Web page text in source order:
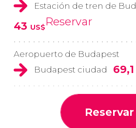
Estación de tren de
43 US$Reservar
Aeropuerto de Budapest
Budapest ciudad
69,1
Reservar